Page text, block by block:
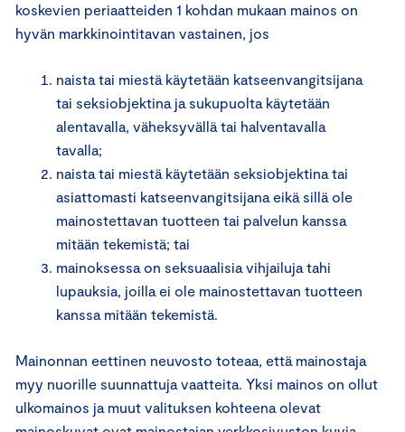
koskevien periaatteiden 1 kohdan mukaan mainos on
hyvän markkinointitavan vastainen, jos
naista tai miestä käytetään katseenvangitsijana
tai seksiobjektina ja sukupuolta käytetään
alentavalla, väheksyvällä tai halventavalla
tavalla;
naista tai miestä käytetään seksiobjektina tai
asiattomasti katseenvangitsijana eikä sillä ole
mainostettavan tuotteen tai palvelun kanssa
mitään tekemistä; tai
mainoksessa on seksuaalisia vihjailuja tahi
lupauksia, joilla ei ole mainostettavan tuotteen
kanssa mitään tekemistä.
Mainonnan eettinen neuvosto toteaa, että mainostaja
myy nuorille suunnattuja vaatteita. Yksi mainos on ollut
ulkomainos ja muut valituksen kohteena olevat